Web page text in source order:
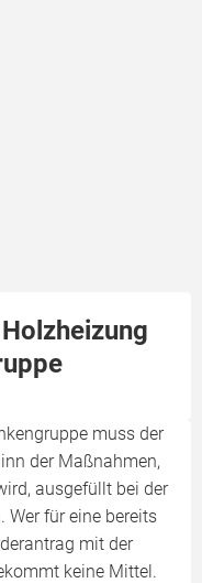
muss der
der Maßnahmen,
ausgefüllt bei der
Wer für eine bereits
mit der
keine Mittel.